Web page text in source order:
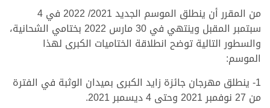
من المقرر أن ينطلق الموسم الجديد 2021/ 2022 في 4
سبتمبر المقبل وينتهي في 30 مارس 2022 بختامي الشحانية،
والسطور التالية توضح انطلاقة الختاميات الكبرى لهذا
الموسم:
1- ينطلق مهرجان جائزة زايد الكبرى بميدان الوثبة في الفترة
من 27 نوفمبر 2021 وحتى 4 ديسمبر 2021.